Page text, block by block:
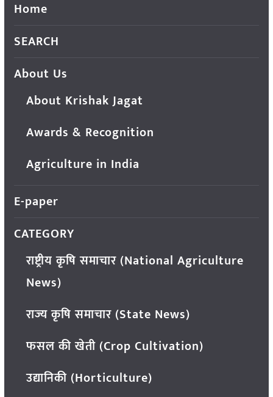
Home
SEARCH
About Us
About Krishak Jagat
Awards & Recognition
Agriculture in India
E-paper
CATEGORY
राष्ट्रीय कृषि समाचार (National Agriculture
News)
राज्य कृषि समाचार (State News)
फसल की खेती (Crop Cultivation)
उद्यानिकी (Horticulture)